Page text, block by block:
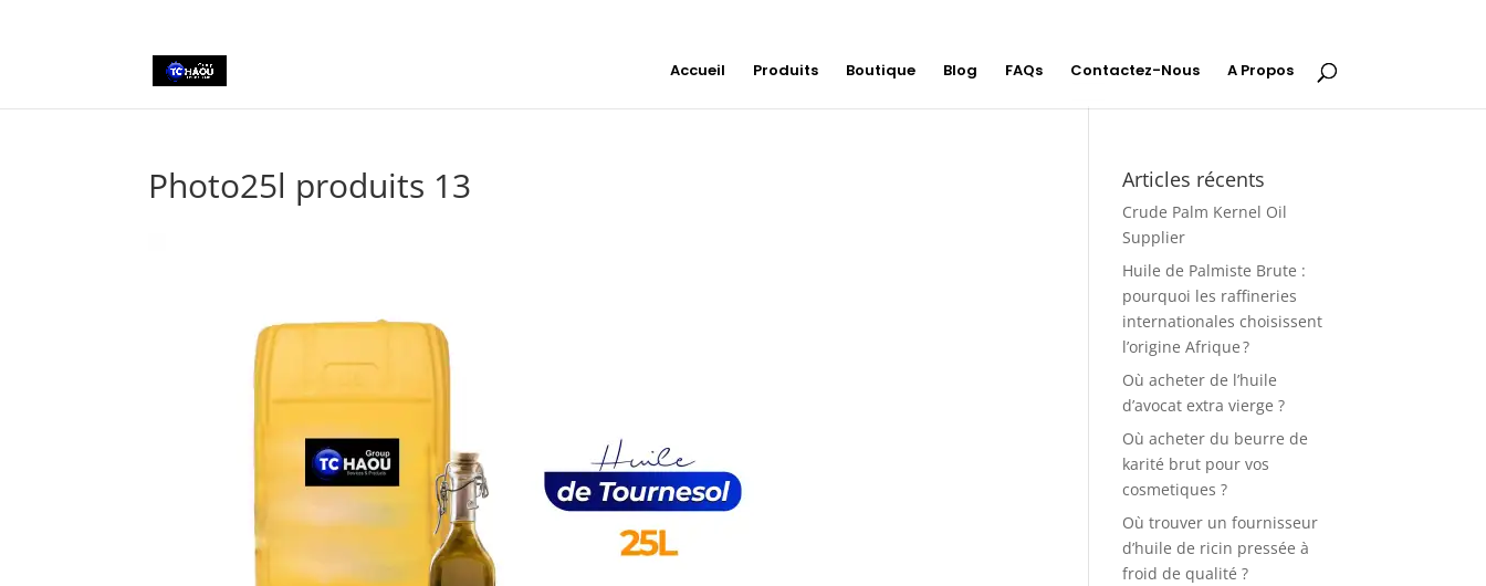
Accueil Produits Boutique Blog FAQs Contactez-Nous A Propos
Photo25l produits 13 Articles récents
Crude Palm Kernel Oil
Supplier
Huile de Palmiste Brute :
pourquoi les raffineries
internationales choisissent
l’origine Afrique ?
Où acheter de l’huile
d’avocat extra vierge ?
Où acheter du beurre de
karité brut pour vos
cosmetiques ?
Où trouver un fournisseur
d’huile de ricin pressée à
froid de qualité ?